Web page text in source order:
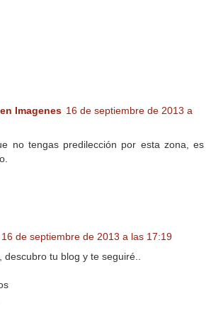
Imagenes 16 de septiembre de 2013 a
no tengas predilección por esta zona, es
16 de septiembre de 2013 a las 17:19
tu blog y te seguiré..